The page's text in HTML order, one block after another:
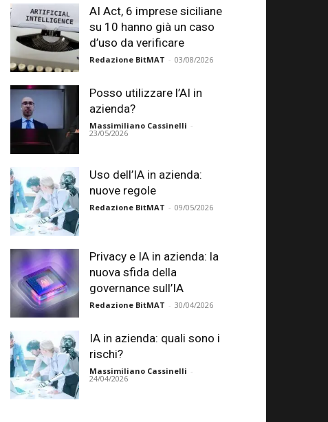
AI Act, 6 imprese siciliane
su 10 hanno già un caso
d’uso da verificare
Redazione BitMAT - 03/08/2026
Posso utilizzare l’AI in
azienda?
Massimiliano Cassinelli -
23/05/2026
Uso dell’IA in azienda:
nuove regole
Redazione BitMAT - 09/05/2026
Privacy e IA in azienda: la
nuova sfida della
governance sull’IA
Redazione BitMAT - 30/04/2026
IA in azienda: quali sono i
rischi?
Massimiliano Cassinelli -
24/04/2026